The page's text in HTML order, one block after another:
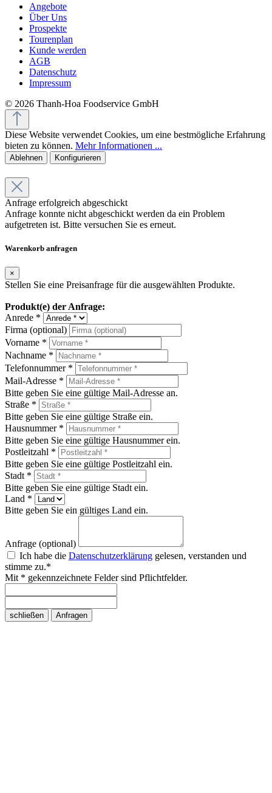
Angebote
Über Uns
Prospekte
Tourenplan
Kunde werden
AGB
Datenschutz
Impressum
© 2026 Thanh-Hoa Foodservice GmbH
Diese Website verwendet Cookies, um eine bestmögliche Erfahrung
bieten zu können. Mehr Informationen ...
Ablehnen Konfigurieren
Anfrage erfolgreich abgeschickt
Anfrage konnte nicht abgeschickt werden da ein Problem
aufgetreten ist. Bitte versuchen Sie es erneut.
Warenkorb anfragen
×
Stellen Sie eine Preisanfrage für die ausgewählten Produkte.
Produkt(e) der Anfrage:
Anrede *
Firma (optional)
Vorname *
Nachname *
Telefonnummer *
Mail-Adresse *
Bitte geben Sie eine gültige Mail-Adresse an.
Straße *
Bitte geben Sie eine gültige Straße ein.
Hausnummer *
Bitte geben Sie eine gültige Hausnummer ein.
Postleitzahl *
Bitte geben Sie eine gültige Postleitzahl ein.
Stadt *
Bitte geben Sie eine gültige Stadt ein.
Land *
Bitte geben Sie ein gültiges Land ein.
Anfrage (optional)
Ich habe die Datenschutzerklärung gelesen, verstanden und
stimme zu.*
Mit * gekennzeichnete Felder sind Pflichtfelder.
schließen Anfragen